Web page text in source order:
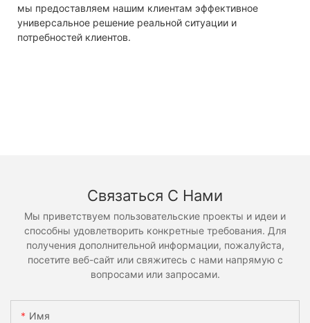
мы предоставляем нашим клиентам эффективное
универсальное решение реальной ситуации и
потребностей клиентов.
Связаться С Нами
Мы приветствуем пользовательские проекты и идеи и
способны удовлетворить конкретные требования. Для
получения дополнительной информации, пожалуйста,
посетите веб-сайт или свяжитесь с нами напрямую с
вопросами или запросами.
Имя